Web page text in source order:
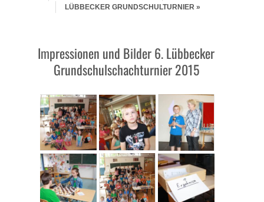
LÜBBECKER GRUNDSCHULTURNIER
Impressionen und Bilder 6. Lübbecker
Grundschulschachturnier 2015